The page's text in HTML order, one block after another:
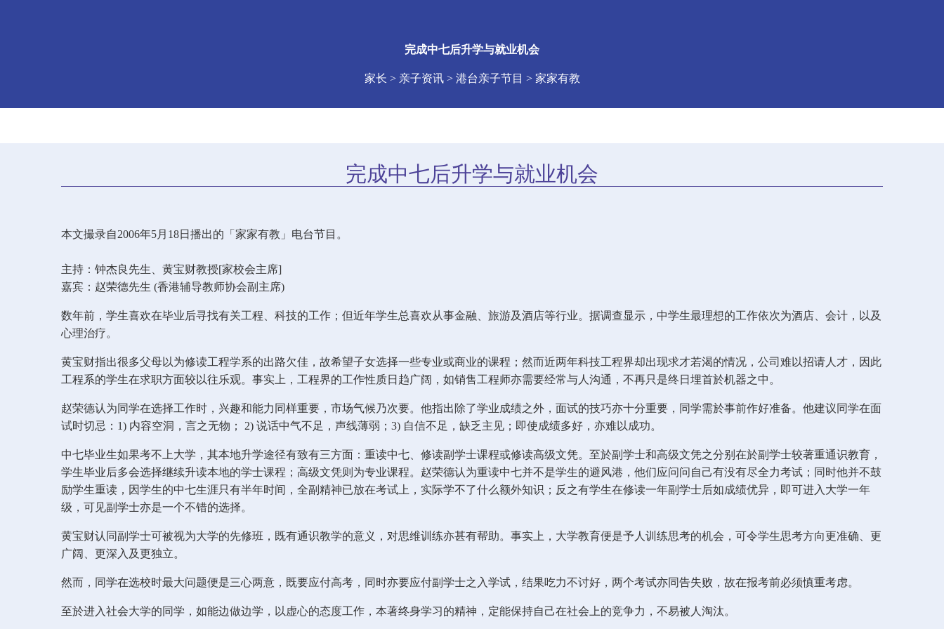
完成中七后升学与就业机会
家长 > 亲子资讯 > 港台亲子节目 > 家家有教
完成中七后升学与就业机会
本文撮录自2006年5月18日播出的「家家有教」电台节目。
主持：钟杰良先生、黄宝财教授[家校会主席]
嘉宾：赵荣德先生 (香港辅导教师协会副主席)
数年前，学生喜欢在毕业后寻找有关工程、科技的工作；但近年学生总喜欢从事金融、旅游及酒店等行业。据调查显示，中学生最理想的工作依次为酒店、会计，以及
心理治疗。
黄宝财指出很多父母以为修读工程学系的出路欠佳，故希望子女选择一些专业或商业的课程；然而近两年科技工程界却出现求才若渴的情况，公司难以招请人才，因此
工程系的学生在求职方面较以往乐观。事实上，工程界的工作性质日趋广阔，如销售工程师亦需要经常与人沟通，不再只是终日埋首於机器之中。
赵荣德认为同学在选择工作时，兴趣和能力同样重要，市场气候乃次要。他指出除了学业成绩之外，面试的技巧亦十分重要，同学需於事前作好准备。他建议同学在面
试时切忌：1) 内容空洞，言之无物； 2) 说话中气不足，声线薄弱；3) 自信不足，缺乏主见；即使成绩多好，亦难以成功。
中七毕业生如果考不上大学，其本地升学途径有致有三方面：重读中七、修读副学士课程或修读高级文凭。至於副学士和高级文凭之分别在於副学士较著重通识教育，
学生毕业后多会选择继续升读本地的学士课程；高级文凭则为专业课程。赵荣德认为重读中七并不是学生的避风港，他们应问问自己有没有尽全力考试；同时他并不鼓
励学生重读，因学生的中七生涯只有半年时间，全副精神已放在考试上，实际学不了什么额外知识；反之有学生在修读一年副学士后如成绩优异，即可进入大学一年
级，可见副学士亦是一个不错的选择。
黄宝财认同副学士可被视为大学的先修班，既有通识教学的意义，对思维训练亦甚有帮助。事实上，大学教育便是予人训练思考的机会，可令学生思考方向更准确、更
广阔、更深入及更独立。
然而，同学在选校时最大问题便是三心两意，既要应付高考，同时亦要应付副学士之入学试，结果吃力不讨好，两个考试亦同告失败，故在报考前必须慎重考虑。
至於进入社会大学的同学，如能边做边学，以虚心的态度工作，本著终身学习的精神，定能保持自己在社会上的竞争力，不易被人淘汰。